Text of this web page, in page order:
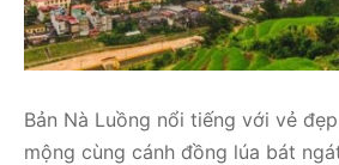
Bản Nà Luồng nổi tiếng với vẻ
mộng cùng cánh đồng lúa bát